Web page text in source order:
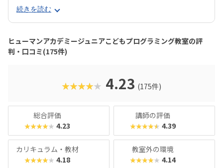
プログラミングツール「Scratch（スクラッチ）」から初め
て、エンジニアが実際に使用するプログラミング言語「Java
Script」までステップアップすることができます。ベーシッ
クコースではマウス操作など、パソコンの操作自体から学べ
るので、自宅でまったくパソコンをさわったことのないお子
さんでも戸惑うことなく授業に入っていけるでしょう。大学
おきたい」方におすすめのスクールといえます。また、いず
れもヒューマンオリジナルの教材で学べるので、高クオリテ
続きを読む
ヒューマンアカデミージュニアこどもプログラミング教室の評
判・口コミ(175件)
★★★★★ 4.23 (175件)
総合評価
★★★★★ 4.23
講師の評価
★★★★★ 4.39
カリキュラム・教材
★★★★★ 4.18
教室外の環境
★★★★★ 4.14